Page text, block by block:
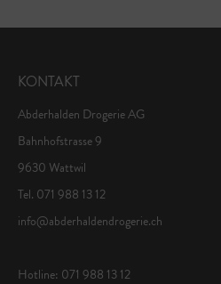
KONTAKT
Abderhalden Drogerie AG
Bahnhofstrasse 9
9630 Wattwil
Tel. 071 988 13 12
info@abderhaldendrogerie.ch
Hotline: 071 988 13 12